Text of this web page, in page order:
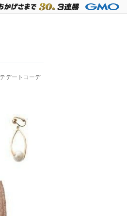
デートコーデ